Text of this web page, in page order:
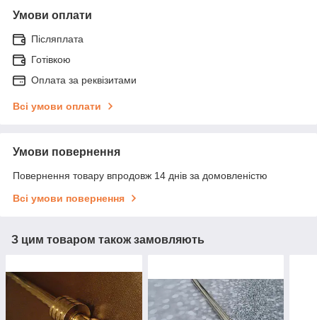
Умови оплати
Післяплата
Готівкою
Оплата за реквізитами
Всі умови оплати
Умови повернення
Повернення товару впродовж 14 днів за домовленістю
Всі умови повернення
З цим товаром також замовляють